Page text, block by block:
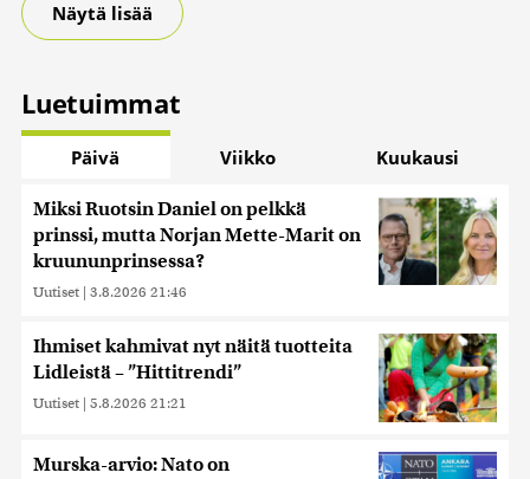
Näytä lisää
Luetuimmat
Päivä Viikko Kuukausi
Miksi Ruotsin Daniel on pelkkä
prinssi, mutta Norjan Mette-Marit on
kruununprinsessa?
Uutiset | 3.8.2026 21:46
Ihmiset kahmivat nyt näitä tuotteita
Lidleistä – ”Hittitrendi”
Uutiset | 5.8.2026 21:21
Murska-arvio: Nato on